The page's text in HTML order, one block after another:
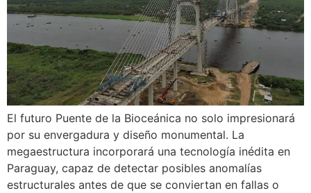
El futuro Puente de la Bioceánica no solo impresionará
por su envergadura y diseño monumental. La
megaestructura incorporará una tecnología inédita en
Paraguay, capaz de detectar posibles anomalías
estructurales antes de que se conviertan en fallas o